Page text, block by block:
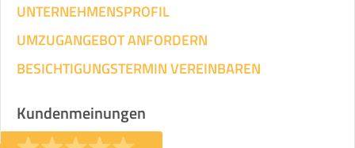
UNTERNEHMENSPROFIL
UMZUGANGEBOT ANFORDERN
BESICHTIGUNGSTERMIN VEREINBAREN
Kundenmeinungen